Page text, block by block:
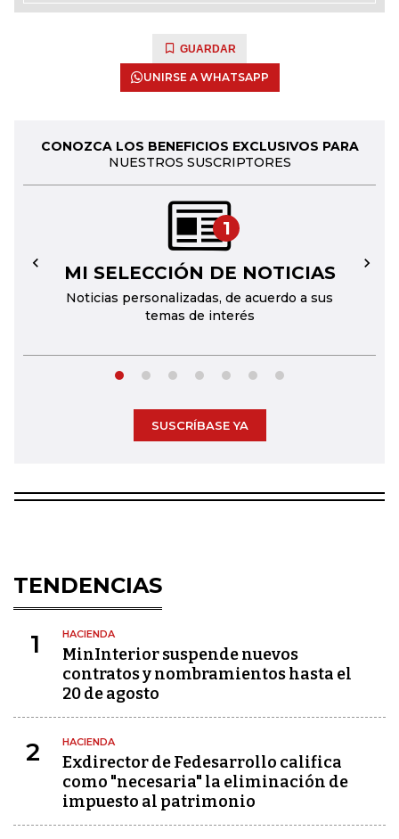
GUARDAR
UNIRSE A WHATSAPP
CONOZCA LOS BENEFICIOS EXCLUSIVOS PARA
NUESTROS SUSCRIPTORES
1
MI SELECCIÓN DE NOTICIAS
Noticias personalizadas, de acuerdo a sus
temas de interés
← →
SUSCRÍBASE YA
TENDENCIAS
1 HACIENDA
MinInterior suspende nuevos
contratos y nombramientos hasta el
20 de agosto
2 HACIENDA
Exdirector de Fedesarrollo califica
como "necesaria" la eliminación de
impuesto al patrimonio